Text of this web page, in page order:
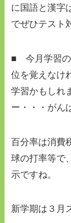
に国語と漢字
でぜひテスト
■ 今月学習の
位を覚えなけ
学習かもしれ
ー・・・がん
百分率は消費
球の打率等で
示ですね。
新学期は３月